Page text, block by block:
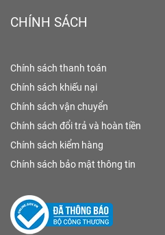
CHÍNH SÁCH
Chính sách thanh toán
Chính sách khiếu nại
Chính sách vận chuyển
Chính sách đổi trả và hoàn tiền
Chính sách kiểm hàng
Chính sách bảo mật thông tin